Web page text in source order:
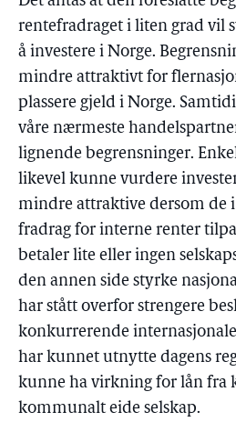
rentefradraget i liten grad vil
å investere i Norge.
mindre attraktivt for
plassere gjeld i Norge.
våre nærmeste
lignende begrensninger.
likevel kunne vurdere
mindre attraktive dersom de
fradrag for interne renter
betaler lite eller ingen
den annen side styrke
har stått overfor strengere
konkurrerende
har kunnet utnytte dagens
kunne ha virkning for lån fra
kommunalt eide selskap.